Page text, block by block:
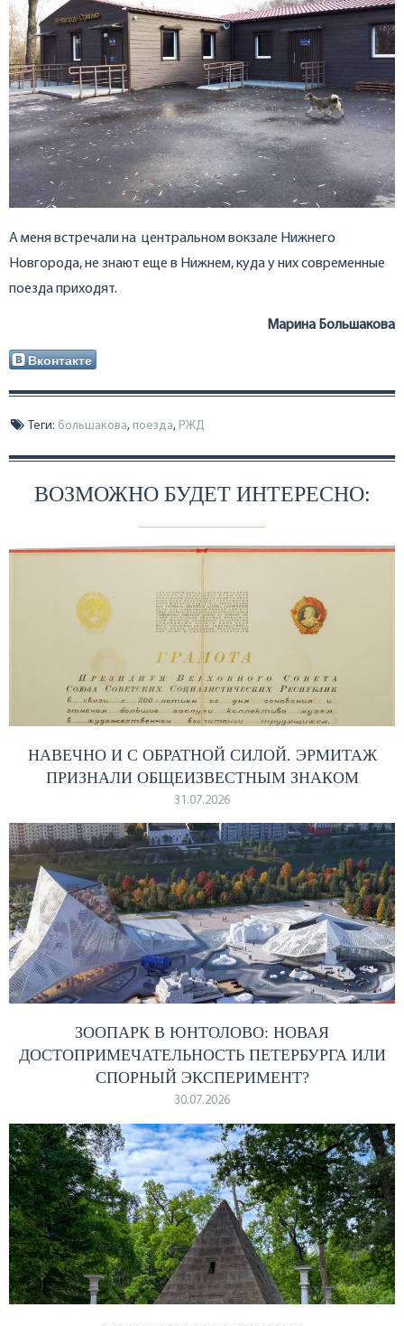
А меня встречали на центральном вокзале Нижнего
Новгорода, не знают еще в Нижнем, куда у них современные
поезда приходят.
Марина Большакова
Вконтакте
Теги: большакова, поезда, РЖД
ВОЗМОЖНО БУДЕТ ИНТЕРЕСНО:
НАВЕЧНО И С ОБРАТНОЙ СИЛОЙ. ЭРМИТАЖ
ПРИЗНАЛИ ОБЩЕИЗВЕСТНЫМ ЗНАКОМ
31.07.2026
ЗООПАРК В ЮНТОЛОВО: НОВАЯ
ДОСТОПРИМЕЧАТЕЛЬНОСТЬ ПЕТЕРБУРГА ИЛИ
СПОРНЫЙ ЭКСПЕРИМЕНТ?
30.07.2026